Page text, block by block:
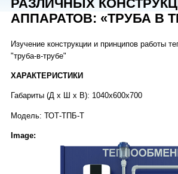
РАЗЛИЧНЫХ
АППАРАТОВ: «ТРУБА В
Изучение конструкции и принципов работы
"труба-в-трубе"
ХАРАКТЕРИСТИКИ
Габариты (Д х Ш х В): 1040x600x700
Модель: ТОТ-ТПБ-Т
Image: